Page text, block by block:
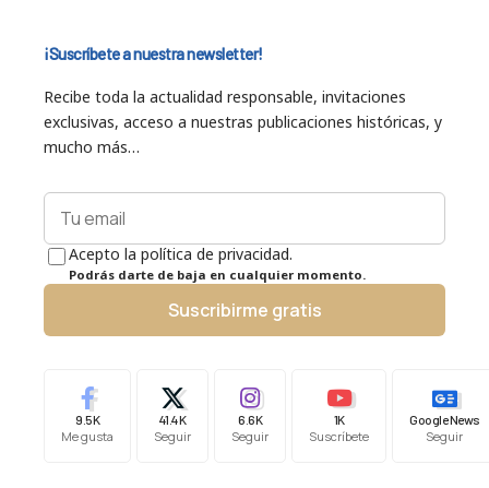
¡Suscríbete a nuestra newsletter!
Recibe toda la actualidad responsable, invitaciones
exclusivas, acceso a nuestras publicaciones históricas, y
mucho más…
Acepto la política de privacidad.
Podrás darte de baja en cualquier momento.
Suscribirme gratis
9.5K
Me gusta
41.4K
Seguir
6.6K
Seguir
1K
Suscríbete
Google News
Seguir